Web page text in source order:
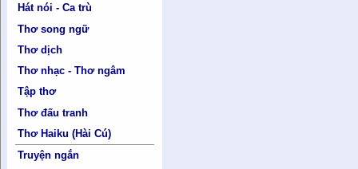
Hát nói - Ca trù
Thơ song ngữ
Thơ dịch
Thơ nhạc - Thơ ngâm
Tập thơ
Thơ đấu tranh
Thơ Haiku (Hài Cú)
Truyện ngắn